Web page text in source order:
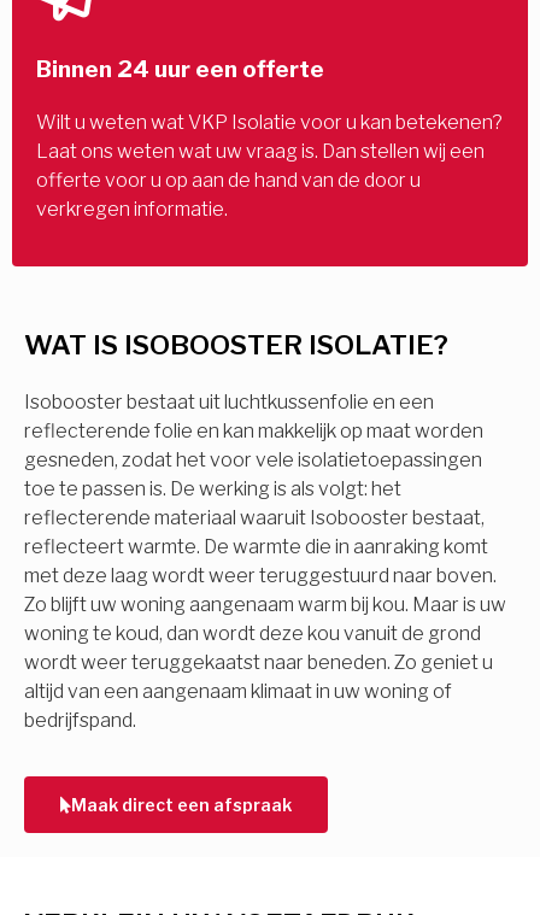
WAT IS ISOBOOSTER ISOLATIE?
Isobooster bestaat uit luchtkussenfolie en een
reflecterende folie en kan makkelijk op maat worden
gesneden, zodat het voor vele isolatietoepassingen
toe te passen is. De werking is als volgt: het
reflecterende materiaal waaruit Isobooster bestaat,
reflecteert warmte. De warmte die in aanraking komt
met deze laag wordt weer teruggestuurd naar boven.
Zo blijft uw woning aangenaam warm bij kou. Maar is uw
woning te koud, dan wordt deze kou vanuit de grond
wordt weer teruggekaatst naar beneden. Zo geniet u
altijd van een aangenaam klimaat in uw woning of
bedrijfspand.
Maak direct een afspraak
Binnen 24 uur een offerte
Wilt u weten wat VKP Isolatie voor u kan betekenen?
Laat ons weten wat uw vraag is. Dan stellen wij een
offerte voor u op aan de hand van de door u
verkregen informatie.